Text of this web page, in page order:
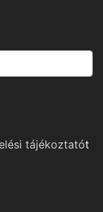
tájékoztatót